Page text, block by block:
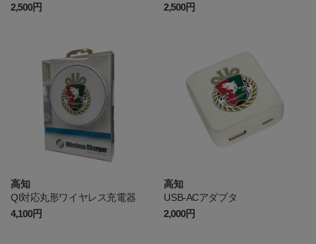
2,500円
2,500円
高知
QI対応丸形ワイヤレス充電器
4,100円
高知
USB-ACアダプタ
2,000円